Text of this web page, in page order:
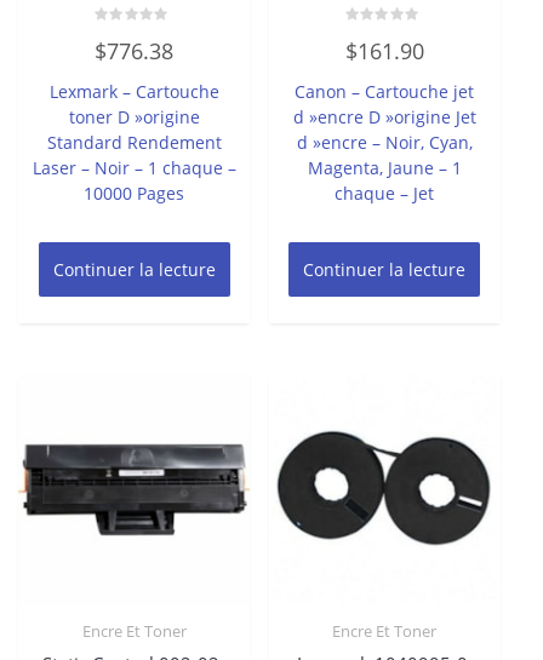
0
sur
$776.38
Lexmark – Cartouche
toner D »origine
Standard Rendement
Laser – Noir – 1 chaque –
10000 Pages
Continuer la lecture
0
sur
$161.90
Canon – Cartouche jet
d »encre D »origine Jet
d »encre – Noir, Cyan,
Magenta, Jaune – 1
chaque – Jet
Continuer la lecture
Encre Et Toner Encre Et Toner